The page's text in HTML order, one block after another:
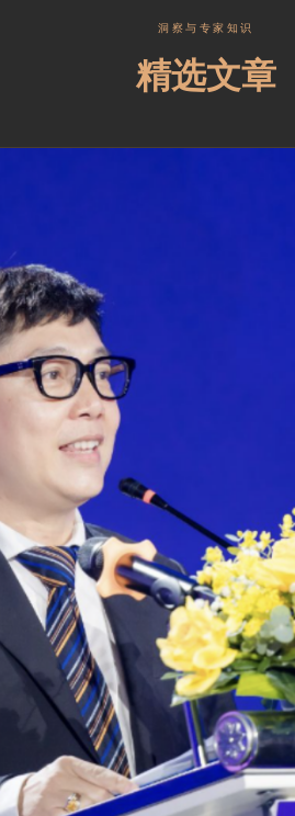
洞察与专家知识
精选文章